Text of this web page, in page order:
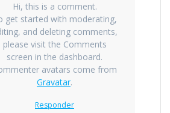
Hi, this is a comment.
get started with moderating,
and deleting comments,
please visit the Comments
screen in the dashboard.
avatars come from
Gravatar.
Responder